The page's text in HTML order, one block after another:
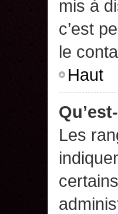
mis à
c’est
le
Haut
Les